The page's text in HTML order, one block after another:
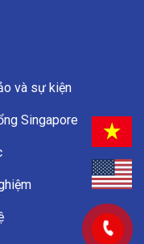
và sự kiện
Singapore